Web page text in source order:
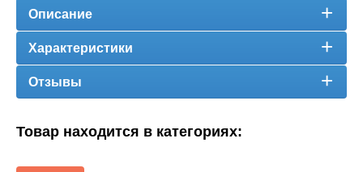
Описание
Характеристики
Отзывы
Товар находится в категориях: